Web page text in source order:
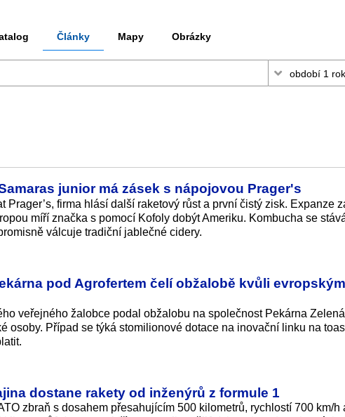
Články Mapy Obrázky
junior má zásek s nápojovou Prager's
Prager’s, firma hlásí další raketový růst a první čistý zisk. Expanze
míří značka s pomocí Kofoly dobýt Ameriku. Kombucha se
válcuje tradiční jablečné cidery.
pod Agrofertem čelí obžalobě kvůli evropským
veřejného žalobce podal obžalobu na společnost Pekárna
osoby. Případ se týká stomilionové dotace na inovační linku na
dostane rakety od inženýrů z formule 1
zbraň s dosahem přesahujícím 500 kilometrů, rychlostí 700 km/h